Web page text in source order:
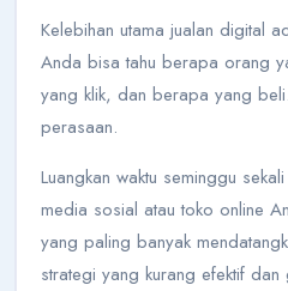
Kelebihan utama jualan digital
Anda bisa tahu berapa orang
yang klik, dan berapa yang
perasaan.
Luangkan waktu seminggu
media sosial atau toko online
yang paling banyak
strategi yang kurang efektif